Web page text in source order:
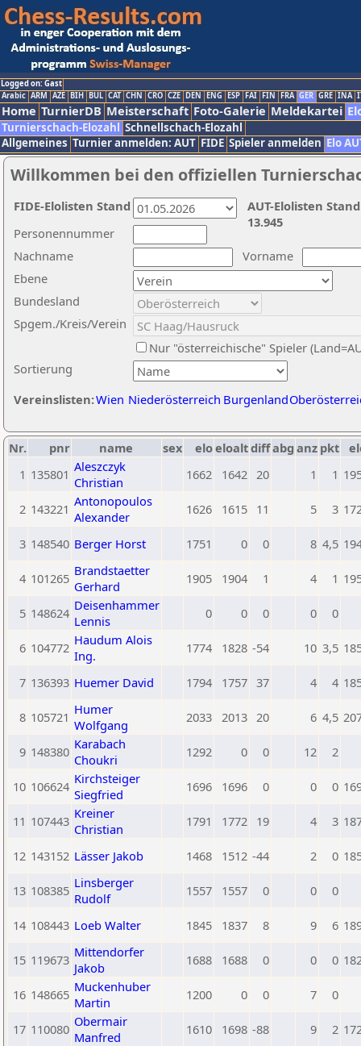
Logged on: Gast
Arabic ARM AZE BIH BUL CAT CHN CRO CZE DEN ENG ESP FAI FIN FRA GER GRE INA
Home TurnierDB Meisterschaft Foto-Galerie Meldekartei
Turnierschach-Elozahl Schnellschach-Elozahl
Allgemeines Turnier anmelden: AUT FIDE Spieler anmelden Elo
Willkommen bei den offiziellen
Nachname
Vorname
Ebene
Sortierung
Personennummer
Bundesland
Spgem./Kreis/Verein
Nur "österreichische" Spieler
Vereinslisten:Wien Niederösterreich Burgenland
AUT-Elolisten
13.945
FIDE-Elolisten Stand
Nr. pnr name sex eloeloaltdiffabg anz pkt
1 135801 Aleszczyk
Christian
1662 1642 20 1 1
2 143221 Antonopoulos
Alexander
1626 1615 11 5 3
3 148540 Berger Horst 1751 0 0 8 4,5
4 101265 Brandstaetter
Gerhard
1905 1904 1 4 1
5 148624 Deisenhammer
Lennis
0 0 0 0 0
6 104772 Haudum Alois
Ing.
1774 1828 -54 10 3,5
7 136393 Huemer David 1794 1757 37 4 4
8 105721 Humer
Wolfgang
2033 2013 20 6 4,5
9 148380 Karabach
Choukri
1292 0 0 12 2
10 106624 Kirchsteiger
Siegfried
1696 1696 0 0 0
11 107443 Kreiner
Christian
1791 1772 19 4 3
12 143152 Lässer Jakob 1468 1512 -44 2 0
13 108385 Linsberger
Rudolf
1557 1557 0 0 0
14 108443 Loeb Walter 1845 1837 8 9 6
15 119673 Mittendorfer
Jakob
1688 1688 0 0 0
16 148665 Muckenhuber
Martin
1200 0 0 7 0
17 110080 Obermair
Manfred
1610 1698 -88 9 2